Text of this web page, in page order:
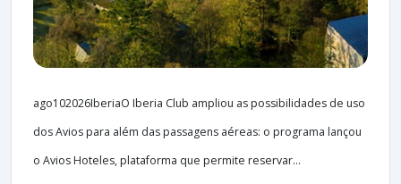
ago102026IberiaO Iberia Club ampliou as possibilidades de uso
dos Avios para além das passagens aéreas: o programa lançou
o Avios Hoteles, plataforma que permite reservar...